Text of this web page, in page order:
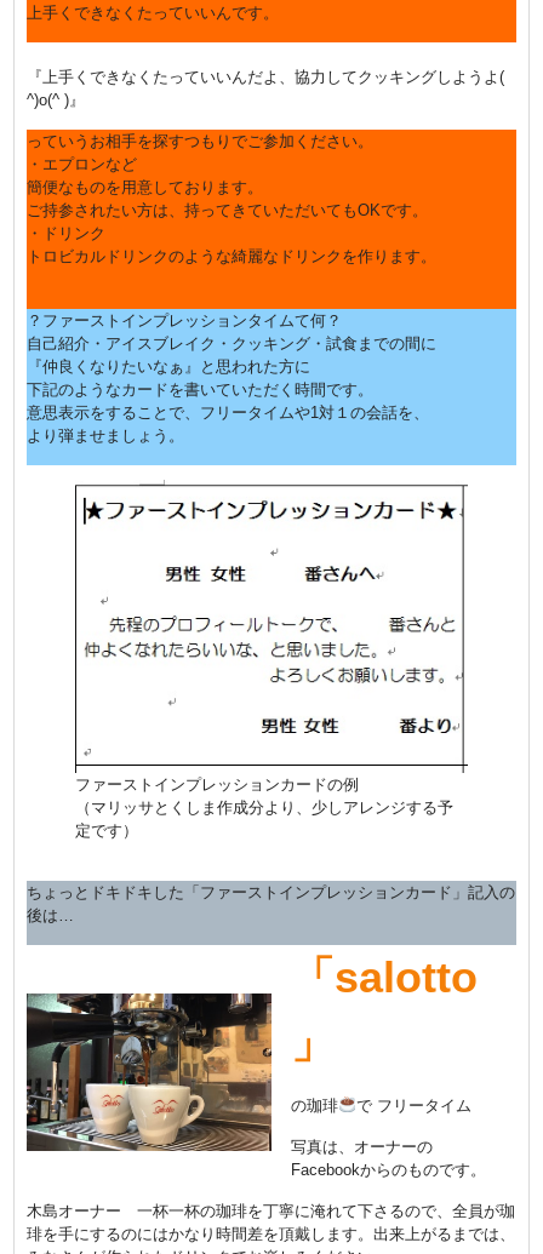
上手くできなくたっていいんです。
『上手くできなくたっていいんだよ、協力してクッキングしようよ(
^)o(^ )』
っていうお相手を探すつもりでご参加ください。
・エプロンなど
簡便なものを用意しております。
ご持参されたい方は、持ってきていただいてもOKです。
・ドリンク
トロビカルドリンクのような綺麗なドリンクを作ります。
？ ファーストインプレッションタイムて何？
自己紹介・アイスブレイク・クッキング・試食までの間に
『仲良くなりたいなぁ』と思われた方に
下記のようなカードを書いていただく時間です。
意思表示をすることで、フリータイムや1対１の会話を、
より弾ませましょう。
ファーストインプレッションカードの例
（マリッサとくしま作成分より、少しアレンジする予
定です）
ちょっとドキドキした「ファーストインプレッションカード」記入の
後は…
「salotto
」
の珈琲 で フリータイム
写真は、オーナーの
Facebookからのものです。
木島オーナー 一杯一杯の珈琲を丁寧に淹れて下さるので、全員が珈
琲を手にするのにはかなり時間差を頂戴します。出来上がるまでは、